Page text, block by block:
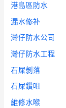
港島區防水
漏水修补
灣仔防水公司
灣仔防水工程
石屎剝落
石屎鑽咀
維修水喉